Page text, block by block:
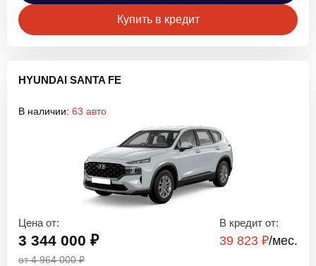
Купить в кредит
HYUNDAI SANTA FE
В наличии: 63 авто
Цена от:
3 344 000 ₽
от 4 964 000 ₽
В кредит от:
39 823 ₽/мec.